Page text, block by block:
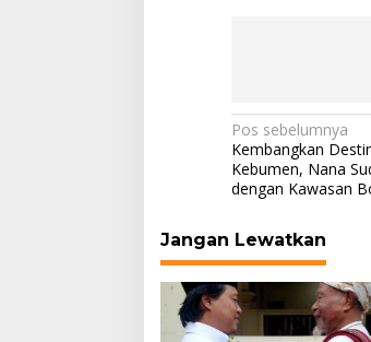
Navigasi
pos
Pos sebelumnya
Kembangkan
Kebumen, Nana
dengan Kawasan
Jangan Lewatkan